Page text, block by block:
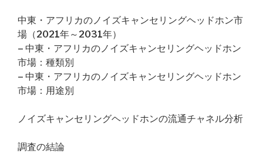
中東・アフリカのノイズキャンセリングヘッドホン市
場（2021年～2031年）
– 中東・アフリカのノイズキャンセリングヘッドホン
市場：種類別
– 中東・アフリカのノイズキャンセリングヘッドホン
市場：用途別
ノイズキャンセリングヘッドホンの流通チャネル分析
調査の結論